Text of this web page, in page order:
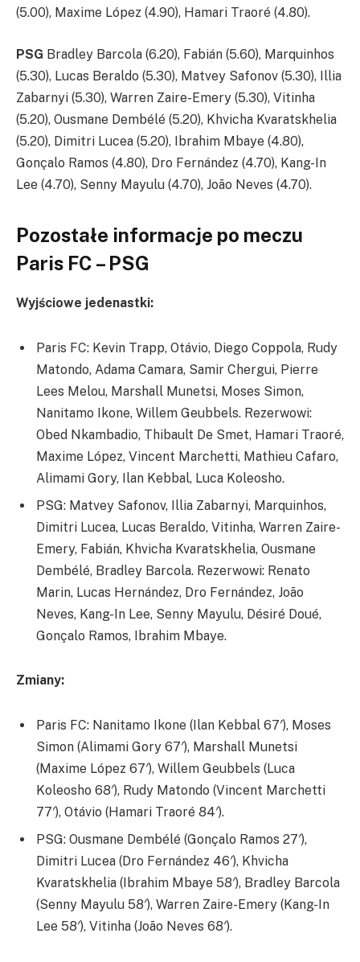
(5.00), Maxime López (4.90), Hamari Traoré (4.80).
PSG Bradley Barcola (6.20), Fabián (5.60), Marquinhos
(5.30), Lucas Beraldo (5.30), Matvey Safonov (5.30), Illia
Zabarnyi (5.30), Warren Zaire-Emery (5.30), Vitinha
(5.20), Ousmane Dembélé (5.20), Khvicha Kvaratskhelia
(5.20), Dimitri Lucea (5.20), Ibrahim Mbaye (4.80),
Gonçalo Ramos (4.80), Dro Fernández (4.70), Kang-In
Lee (4.70), Senny Mayulu (4.70), João Neves (4.70).
Pozostałe informacje po meczu
Paris FC – PSG
Wyjściowe jedenastki:
Paris FC: Kevin Trapp, Otávio, Diego Coppola, Rudy
Matondo, Adama Camara, Samir Chergui, Pierre
Lees Melou, Marshall Munetsi, Moses Simon,
Nanitamo Ikone, Willem Geubbels. Rezerwowi:
Obed Nkambadio, Thibault De Smet, Hamari Traoré,
Maxime López, Vincent Marchetti, Mathieu Cafaro,
Alimami Gory, Ilan Kebbal, Luca Koleosho.
PSG: Matvey Safonov, Illia Zabarnyi, Marquinhos,
Dimitri Lucea, Lucas Beraldo, Vitinha, Warren Zaire-
Emery, Fabián, Khvicha Kvaratskhelia, Ousmane
Dembélé, Bradley Barcola. Rezerwowi: Renato
Marin, Lucas Hernández, Dro Fernández, João
Neves, Kang-In Lee, Senny Mayulu, Désiré Doué,
Gonçalo Ramos, Ibrahim Mbaye.
Zmiany:
Paris FC: Nanitamo Ikone (Ilan Kebbal 67′), Moses
Simon (Alimami Gory 67′), Marshall Munetsi
(Maxime López 67′), Willem Geubbels (Luca
Koleosho 68′), Rudy Matondo (Vincent Marchetti
77′), Otávio (Hamari Traoré 84′).
PSG: Ousmane Dembélé (Gonçalo Ramos 27′),
Dimitri Lucea (Dro Fernández 46′), Khvicha
Kvaratskhelia (Ibrahim Mbaye 58′), Bradley Barcola
(Senny Mayulu 58′), Warren Zaire-Emery (Kang-In
Lee 58′), Vitinha (João Neves 68′).